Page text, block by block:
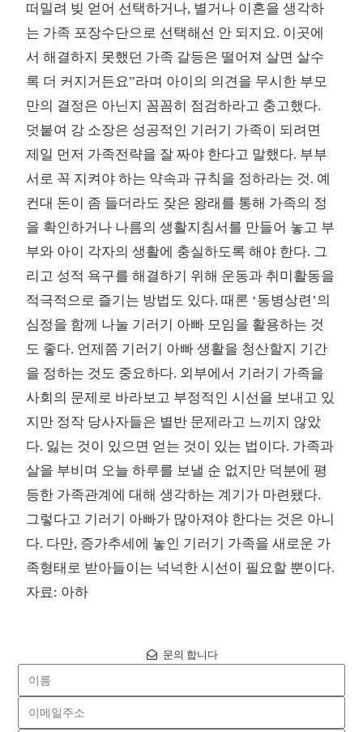
떠밀려 빚 얻어 선택하거나, 별거나 이혼을 생각하
는 가족 포장수단으로 선택해선 안 되지요. 이곳에
서 해결하지 못했던 가족 갈등은 떨어져 살면 살수
록 더 커지거든요”라며 아이의 의견을 무시한 부모
만의 결정은 아닌지 꼼꼼히 점검하라고 충고했다.
덧붙여 강 소장은 성공적인 기러기 가족이 되려면
제일 먼저 가족전략을 잘 짜야 한다고 말했다. 부부
서로 꼭 지켜야 하는 약속과 규칙을 정하라는 것. 예
컨대 돈이 좀 들더라도 잦은 왕래를 통해 가족의 정
을 확인하거나 나름의 생활지침서를 만들어 놓고 부
부와 아이 각자의 생활에 충실하도록 해야 한다. 그
리고 성적 욕구를 해결하기 위해 운동과 취미활동을
적극적으로 즐기는 방법도 있다. 때론 ‘동병상련’의
심정을 함께 나눌 기러기 아빠 모임을 활용하는 것
도 좋다. 언제쯤 기러기 아빠 생활을 청산할지 기간
을 정하는 것도 중요하다. 외부에서 기러기 가족을
사회의 문제로 바라보고 부정적인 시선을 보내고 있
지만 정작 당사자들은 별반 문제라고 느끼지 않았
다. 잃는 것이 있으면 얻는 것이 있는 법이다. 가족과
살을 부비며 오늘 하루를 보낼 순 없지만 덕분에 평
등한 가족관계에 대해 생각하는 계기가 마련됐다.
그렇다고 기러기 아빠가 많아져야 한다는 것은 아니
다. 다만, 증가추세에 놓인 기러기 가족을 새로운 가
족형태로 받아들이는 넉넉한 시선이 필요할 뿐이다.
자료: 아하
문의 합니다